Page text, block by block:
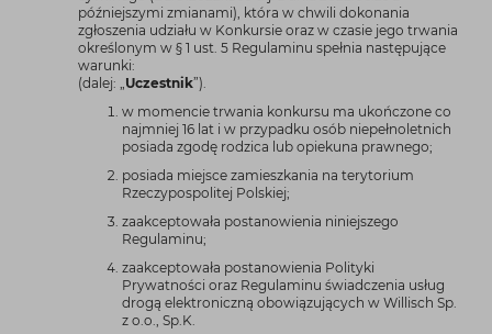
późniejszymi zmianami), która w chwili dokonania
zgłoszenia udziału w Konkursie oraz w czasie jego trwania
określonym w § 1 ust. 5 Regulaminu spełnia następujące
warunki:
(dalej: „ Uczestnik”).
w momencie trwania konkursu ma ukończone co
najmniej 16 lat i w przypadku osób niepełnoletnich
posiada zgodę rodzica lub opiekuna prawnego;
posiada miejsce zamieszkania na terytorium
Rzeczypospolitej Polskiej;
zaakceptowała postanowienia niniejszego
Regulaminu;
zaakceptowała postanowienia Polityki
Prywatności oraz Regulaminu świadczenia usług
drogą elektroniczną obowiązujących w Willisch Sp.
z o.o., Sp.K.